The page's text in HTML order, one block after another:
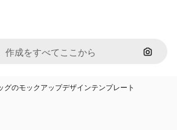
画像で
グのモックアップデザインテンプレート